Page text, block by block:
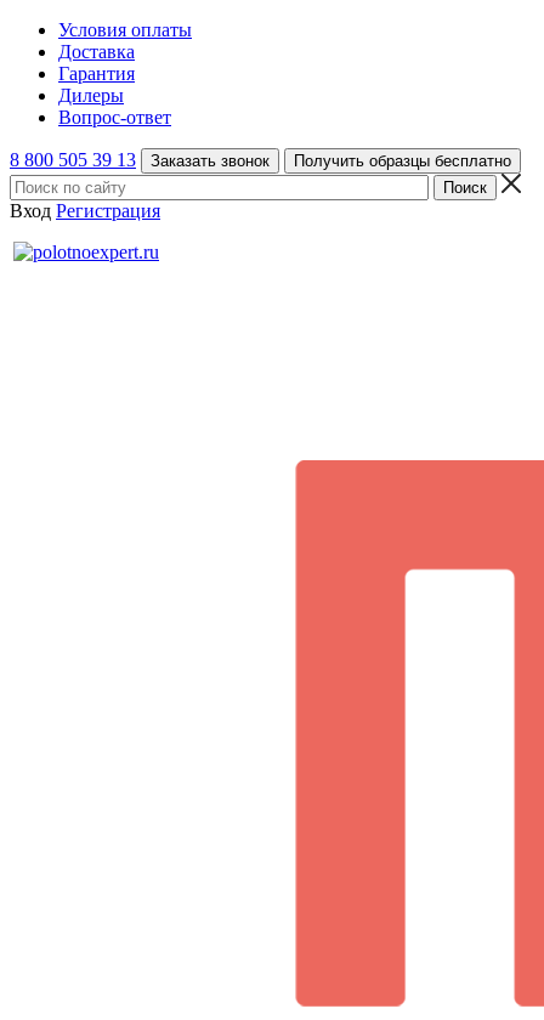
Условия оплаты
Доставка
Гарантия
Дилеры
Вопрос-ответ
8 800 505 39 13 Заказать звонок Получить образцы бесплатно
Вход Регистрация